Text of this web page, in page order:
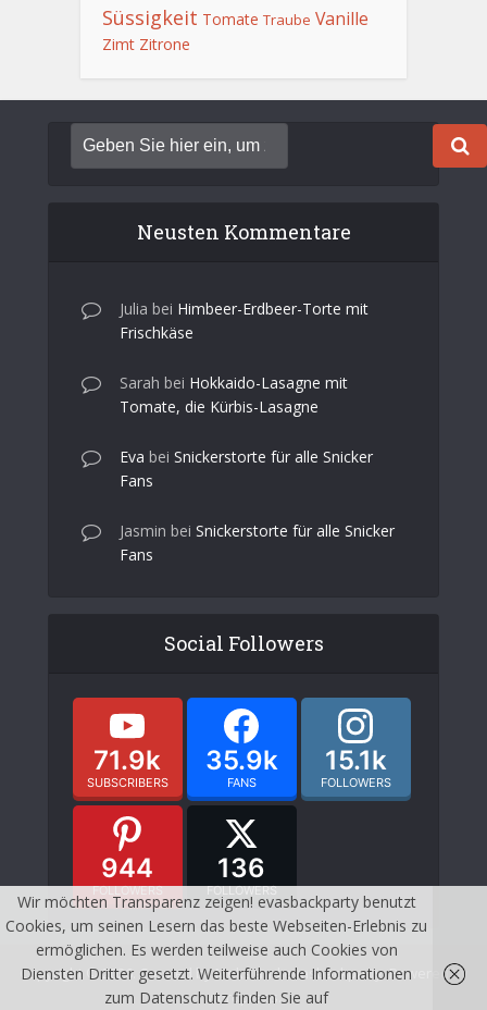
Süssigkeit Tomate Traube Vanille
Zimt Zitrone
Neusten Kommentare
Julia bei Himbeer-Erdbeer-Torte mit
Frischkäse
Sarah bei Hokkaido-Lasagne mit
Tomate, die Kürbis-Lasagne
Eva bei Snickerstorte für alle Snicker
Fans
Jasmin bei Snickerstorte für alle Snicker
Fans
Social Followers
71.9k
SUBSCRIBERS
35.9k
FANS
15.1k
FOLLOWERS
944
FOLLOWERS
136
FOLLOWERS
Copyright © 2026. Created by Meks and evasbackparty. Powered by
wordpress.
Wir möchten Transparenz zeigen! evasbackparty benutzt
Cookies, um seinen Lesern das beste Webseiten-Erlebnis zu
ermöglichen. Es werden teilweise auch Cookies von
Diensten Dritter gesetzt. Weiterführende Informationen
zum Datenschutz finden Sie auf